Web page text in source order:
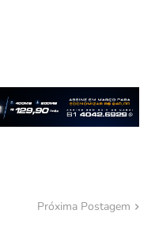
Próxima Postagem